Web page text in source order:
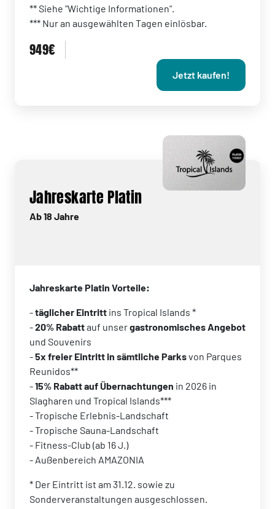
** Siehe "Wichtige Informationen".
*** Nur an ausgewählten Tagen einlösbar.
949€
Jetzt kaufen!
Jahreskarte Platin
Ab 18 Jahre
Jahreskarte Platin Vorteile:
-täglicher Eintritt ins Tropical Islands *
-20% Rabattauf unsergastronomisches Angebot
und Souvenirs
-5x freier Eintritt in sämtliche Parksvon Parques
Reunidos**
-15% Rabatt auf Übernachtungen in 2026 in
Slagharen und Tropical Islands***
- Tropische Erlebnis-Landschaft
- Tropische Sauna-Landschaft
- Fitness-Club (ab 16 J.)
- Außenbereich AMAZONIA
* Der Eintritt ist am 31.12. sowie zu
Sonderveranstaltungen ausgeschlossen.